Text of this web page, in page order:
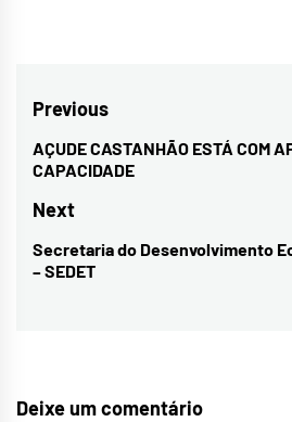
Navegação
de
Previous
Previous
post:
AÇUDE CASTANHÃO ESTÁ COM
CAPACIDADE
Next
Next
post:
Secretaria do Desenvolvimento
– SEDET
Deixe um comentário